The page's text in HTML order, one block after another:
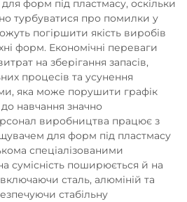
форм під пластмасу, оскільки
турбуватися про помилки у
погіршити якість виробів
форм. Економічні переваги
на зберігання запасів,
процесів та усунення
яка може порушити графік
навчання значно
виробництва працює з
для форм під пластмасу
спеціалізованими
сумісність поширюється й на
сталь, алюміній та
стабільну